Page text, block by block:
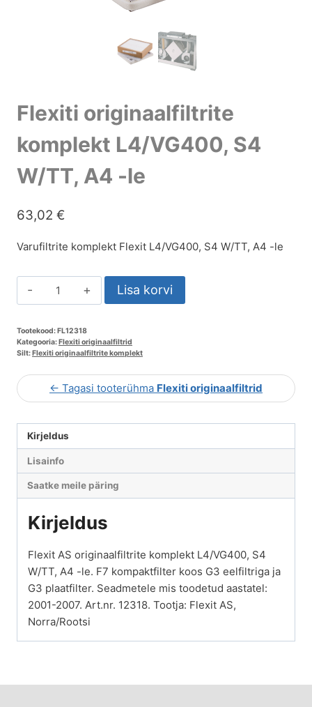
Flexiti originaalfiltrite
komplekt L4/VG400, S4
W/TT, A4 -le
63,02 €
Varufiltrite komplekt Flexit L4/VG400, S4 W/TT, A4 -le
Lisa korvi
Tootekood:FL12318
Kategooria:Flexiti originaalfiltrid
Silt:Flexiti originaalfiltrite komplekt
← Tagasi tooterühma Flexiti originaalfiltrid
Kirjeldus
Lisainfo
Saatke meile päring
Kirjeldus
Flexit AS originaalfiltrite komplekt L4/VG400, S4
W/TT, A4 -le. F7 kompaktfilter koos G3 eelfiltriga ja
G3 plaatfilter. Seadmetele mis toodetud aastatel:
2001-2007. Art.nr. 12318. Tootja: Flexit AS,
Norra/Rootsi